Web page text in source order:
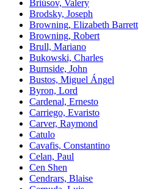
Briúsov, Valery
Brodsky, Joseph
Browning, Elizabeth Barrett
Browning, Robert
Brull, Mariano
Bukowski, Charles
Burnside, John
Bustos, Miguel Ángel
Byron, Lord
Cardenal, Ernesto
Carriego, Evaristo
Carver, Raymond
Catulo
Cavafis, Constantino
Celan, Paul
Cen Shen
Cendrars, Blaise